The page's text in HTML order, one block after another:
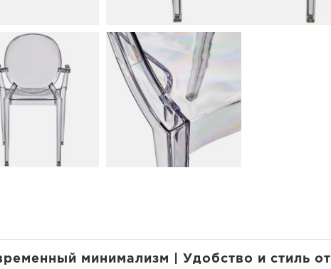
минимализм | Удобство и стиль от